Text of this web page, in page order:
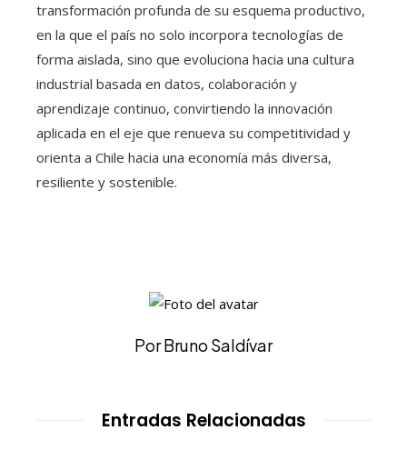
transformación profunda de su esquema productivo,
en la que el país no solo incorpora tecnologías de
forma aislada, sino que evoluciona hacia una cultura
industrial basada en datos, colaboración y
aprendizaje continuo, convirtiendo la innovación
aplicada en el eje que renueva su competitividad y
orienta a Chile hacia una economía más diversa,
resiliente y sostenible.
Por Bruno Saldívar
Entradas Relacionadas